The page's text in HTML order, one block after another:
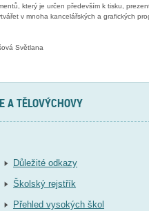
který je určen především k tisku,
v mnoha kancelářských a grafických
Světlana
A TĚLOVÝCHOVY
Důležité odkazy
Školský rejstřík
Přehled vysokých škol